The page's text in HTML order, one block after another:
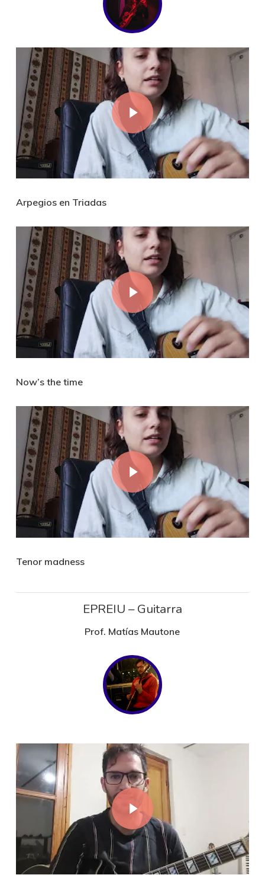
Play Video
Arpegios en Triadas
Play Video
Now’s the time
Play Video
Tenor madness
EPREIU – Guitarra
Prof. Matías Mautone
Play Video